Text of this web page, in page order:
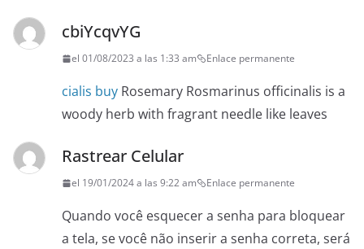
cbiYcqvYG
el 01/08/2023 a las 1:33 am Enlace permanente
cialis buy Rosemary Rosmarinus officinalis is a
woody herb with fragrant needle like leaves
Rastrear Celular
el 19/01/2024 a las 9:22 am Enlace permanente
Quando você esquecer a senha para bloquear
a tela, se você não inserir a senha correta, será